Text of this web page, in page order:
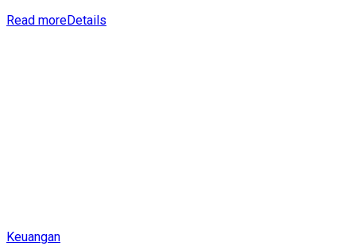
Read moreDetails
Keuangan